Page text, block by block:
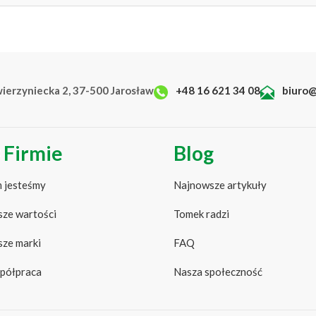
i wprowadzić do gleby, gdzie ulega rozkładowi do CO₂ i
glebie
kartonik B7337
kartonik B7336
2, 37-500 Jarosław +48 16 621 34 08
Firmie
jesteśmy
wartości
marki
Blog
Najnowsze artykuły
Tomek radzi
FAQ
Nasza społeczność